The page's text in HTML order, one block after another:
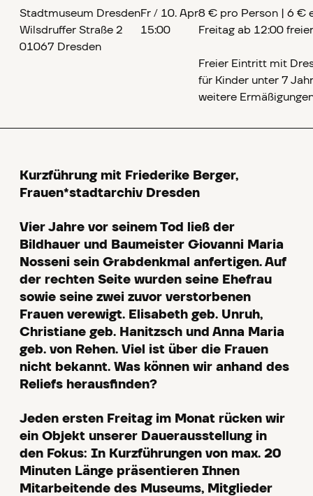
Stadtmuseum Dresden
Wilsdruffer Straße 2
01067 Dresden
Fr / 10. Apr
15:00
8 € pro Person | 6 €
Freitag ab 12:00
Freier Eintritt mit
für Kinder unter 7
weitere
Kurzführung mit Friederike Berger,
Frauen*stadtarchiv Dresden
Vier Jahre vor seinem Tod ließ der
Bildhauer und Baumeister Giovanni Maria
Nosseni sein Grabdenkmal anfertigen. Auf
der rechten Seite wurden seine Ehefrau
sowie seine zwei zuvor verstorbenen
Frauen verewigt. Elisabeth geb. Unruh,
Christiane geb. Hanitzsch und Anna Maria
geb. von Rehen. Viel ist über die Frauen
nicht bekannt. Was können wir anhand des
Reliefs herausfinden?
Jeden ersten Freitag im Monat rücken wir
ein Objekt unserer Dauerausstellung in
den Fokus: In Kurzführungen von max. 20
Minuten Länge präsentieren Ihnen
Mitarbeitende des Museums, Mitglieder